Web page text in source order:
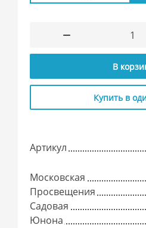
В
Купить в
Артикул
Московская
Просвещения
Садовая
Юнона